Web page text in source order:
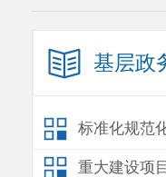
基层政
标准化规范
重大建设项